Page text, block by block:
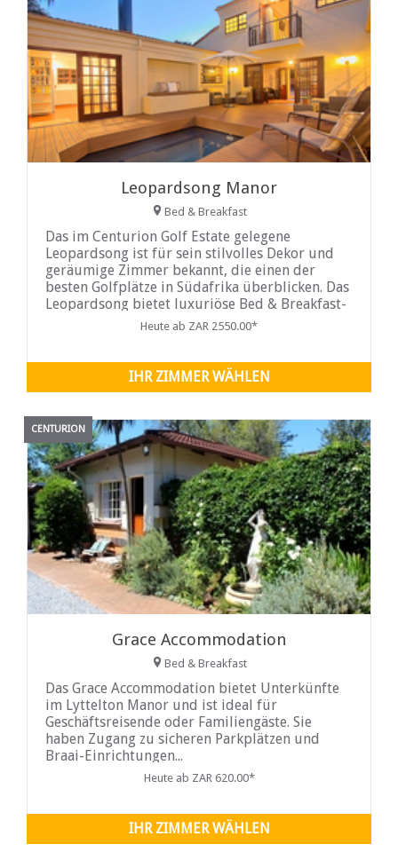
Leopardsong Manor
Bed & Breakfast
Das im Centurion Golf Estate gelegene
Leopardsong ist für sein stilvolles Dekor und
geräumige Zimmer bekannt, die einen der
besten Golfplätze in Südafrika überblicken. Das
Leopardsong bietet luxuriöse Bed & Breakfast-
Unterkünfte in 18 individuell eingerichteten
Heute ab ZAR 2550.00*
IHR ZIMMER WÄHLEN
CENTURION
Grace Accommodation
Bed & Breakfast
Das Grace Accommodation bietet Unterkünfte
im Lyttelton Manor und ist ideal für
Geschäftsreisende oder Familiengäste. Sie
haben Zugang zu sicheren Parkplätzen und
Braai-Einrichtungen...
Heute ab ZAR 620.00*
IHR ZIMMER WÄHLEN